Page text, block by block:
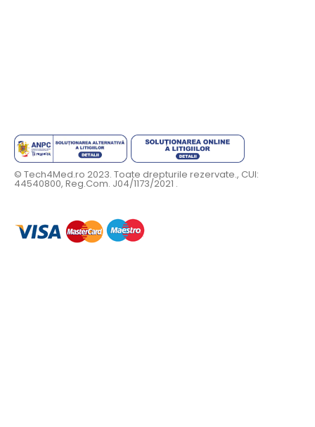
© Tech4Med.ro 2023. Toate drepturile rezervate., CUI:
44540800, Reg.Com. J04/1173/2021 .